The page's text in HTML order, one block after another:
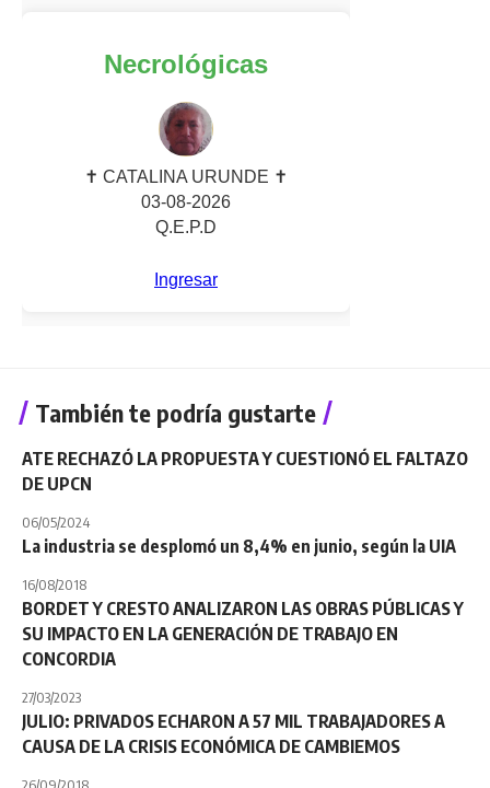
También te podría gustarte
ATE RECHAZÓ LA PROPUESTA Y CUESTIONÓ EL FALTAZO
DE UPCN
06/05/2024
La industria se desplomó un 8,4% en junio, según la UIA
16/08/2018
BORDET Y CRESTO ANALIZARON LAS OBRAS PÚBLICAS Y
SU IMPACTO EN LA GENERACIÓN DE TRABAJO EN
CONCORDIA
27/03/2023
JULIO: PRIVADOS ECHARON A 57 MIL TRABAJADORES A
CAUSA DE LA CRISIS ECONÓMICA DE CAMBIEMOS